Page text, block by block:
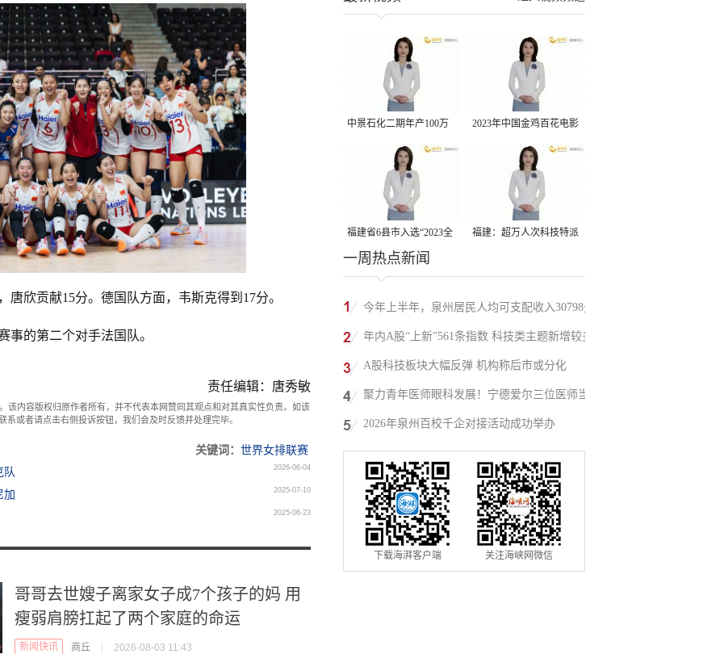
唐欣贡献15分。德国队方面，韦斯克得到17分。
事的第二个对手法国队。
责任编辑：唐秀敏
该内容版权归原作者所有，并不代表本网赞同其观点和对其真实性负责。如该
系或者请点击右侧投诉按钮，我们会及时反馈并处理完毕。
关键词： 世界女排联赛
队
2026-06-04
加 2025-07-10
2025-06-23
哥哥去世嫂子离家女子成7个孩子的妈 用
瘦弱肩膀扛起了两个家庭的命运
新闻快讯 商丘 | 2026-08-03 11:43
中景石化二期年产100万
吨丙烷脱氢项目建成中交
2023年中国金鸡百花电影
节有福电影巡展31日启动
福建省6县市入选“2023全
国县域发展潜力百强县”
福建：超万人次科技特派
一周热点新闻
今年上半年，泉州居民人均可支配收入30798元
年内A股“上新”561条指数 科技类主题新增较多
A股科技板块大幅反弹 机构称后市或分化
聚力青年医师眼科发展！宁德爱尔三位医师当
选市眼科青年学组成员
2026年泉州百校千企对接活动成功举办
下载海湃客户端 关注海峡网微信